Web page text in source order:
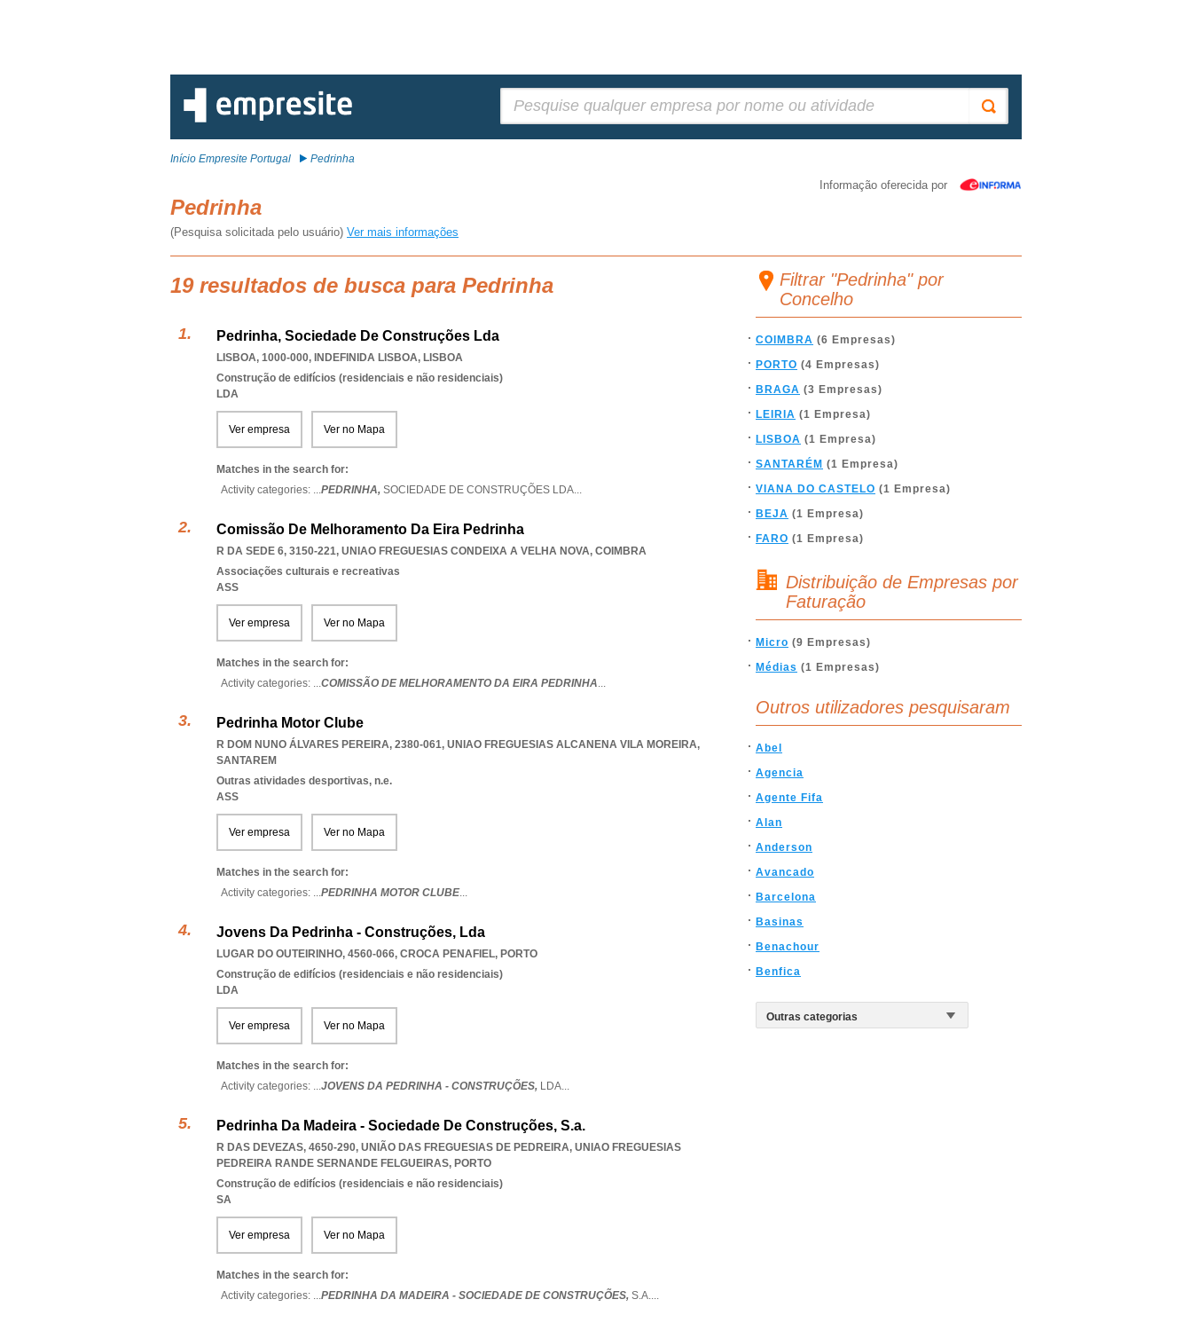
Início Empresite Portugal Pedrinha
Informação oferecida por
Pedrinha
(Pesquisa solicitada pelo usuário) Ver mais informações
19 resultados de busca para Pedrinha
Pedrinha, Sociedade De Construções Lda
LISBOA, 1000-000, INDEFINIDA LISBOA, LISBOA
Construção de edifícios (residenciais e não residenciais)
LDA
Ver empresa Ver no Mapa
Matches in the search for:
Activity categories: ...PEDRINHA, SOCIEDADE DE CONSTRUÇÕES LDA...
Comissão De Melhoramento Da Eira Pedrinha
R DA SEDE 6, 3150-221, UNIAO FREGUESIAS CONDEIXA A VELHA NOVA, COIMBRA
Associações culturais e recreativas
ASS
Ver empresa Ver no Mapa
Matches in the search for:
Activity categories: ...COMISSÃO DE MELHORAMENTO DA EIRA PEDRINHA...
Pedrinha Motor Clube
R DOM NUNO ÁLVARES PEREIRA, 2380-061, UNIAO FREGUESIAS ALCANENA VILA MOREIRA,
SANTAREM
Outras atividades desportivas, n.e.
ASS
Ver empresa Ver no Mapa
Matches in the search for:
Activity categories: ...PEDRINHA MOTOR CLUBE...
Jovens Da Pedrinha - Construções, Lda
LUGAR DO OUTEIRINHO, 4560-066, CROCA PENAFIEL, PORTO
Construção de edifícios (residenciais e não residenciais)
LDA
Ver empresa Ver no Mapa
Matches in the search for:
Activity categories: ...JOVENS DA PEDRINHA - CONSTRUÇÕES, LDA...
Pedrinha Da Madeira - Sociedade De Construções, S.a.
R DAS DEVEZAS, 4650-290, UNIÃO DAS FREGUESIAS DE PEDREIRA, UNIAO FREGUESIAS
PEDREIRA RANDE SERNANDE FELGUEIRAS, PORTO
Construção de edifícios (residenciais e não residenciais)
SA
Ver empresa Ver no Mapa
Matches in the search for:
Activity categories: ...PEDRINHA DA MADEIRA - SOCIEDADE DE CONSTRUÇÕES, S.A....
Filtrar "Pedrinha" por
Concelho
COIMBRA (6 Empresas)
PORTO (4 Empresas)
BRAGA (3 Empresas)
LEIRIA (1 Empresa)
LISBOA (1 Empresa)
SANTARÉM (1 Empresa)
VIANA DO CASTELO (1 Empresa)
BEJA (1 Empresa)
FARO (1 Empresa)
Distribuição de Empresas por
Faturação
Micro (9 Empresas)
Médias (1 Empresas)
Outros utilizadores pesquisaram
Abel
Agencia
Agente Fifa
Alan
Anderson
Avancado
Barcelona
Basinas
Benachour
Benfica